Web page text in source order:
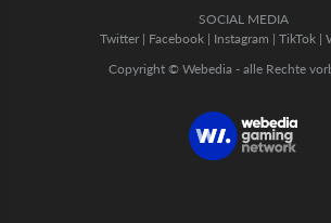
SOCIAL MEDIA
Twitter | Facebook | Instagram | TikTok |
Copyright © Webedia - alle Rechte